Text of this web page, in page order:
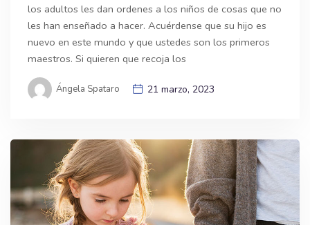
los adultos les dan ordenes a los niños de cosas que no
les han enseñado a hacer. Acuérdense que su hijo es
nuevo en este mundo y que ustedes son los primeros
maestros. Si quieren que recoja los
Ángela Spataro 21 marzo, 2023